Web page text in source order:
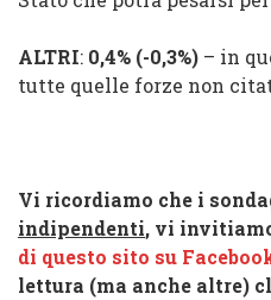
ALTRI: 0,4% (-0,3%) – in
tutte quelle forze non
Vi ricordiamo che i
indipendenti, vi
di questo sito su
lettura (ma anche altre)